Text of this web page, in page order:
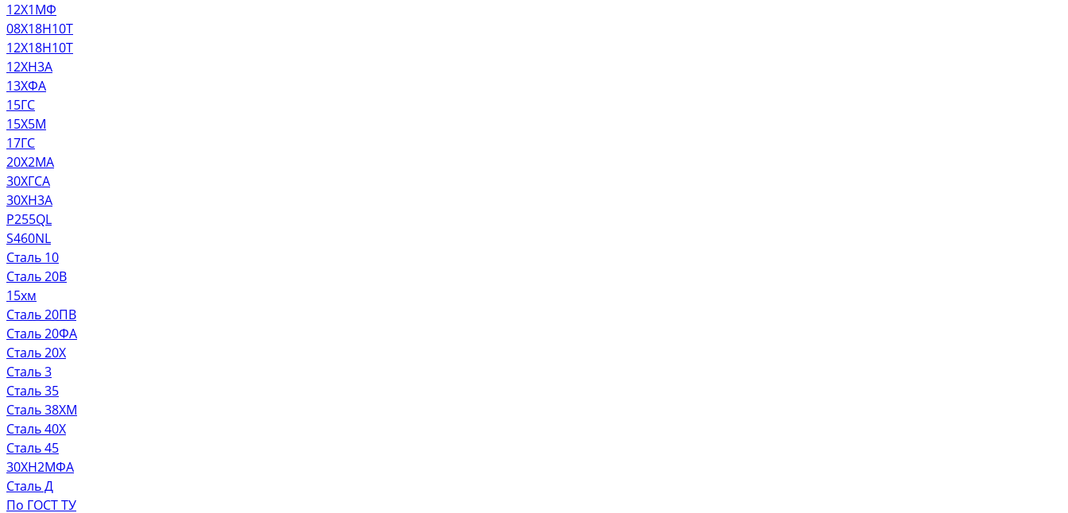
12Х1МФ
08Х18Н10Т
12Х18Н10Т
12ХН3А
13ХФА
15ГС
15Х5М
17ГС
20Х2МА
30ХГСА
30ХН3А
P255QL
S460NL
Сталь 10
Сталь 20В
15хм
Сталь 20ПВ
Сталь 20ФА
Сталь 20Х
Сталь 3
Сталь 35
Сталь 38ХМ
Сталь 40Х
Сталь 45
30ХН2МФА
Сталь Д
По ГОСТ ТУ